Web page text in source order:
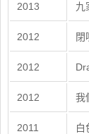
2013 九
2012 閉
2012
2012 我
2011 白